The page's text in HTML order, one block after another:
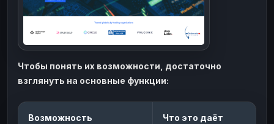
Чтобы понять их возможности, достаточно
взглянуть на основные функции:
Возможность Что это даёт